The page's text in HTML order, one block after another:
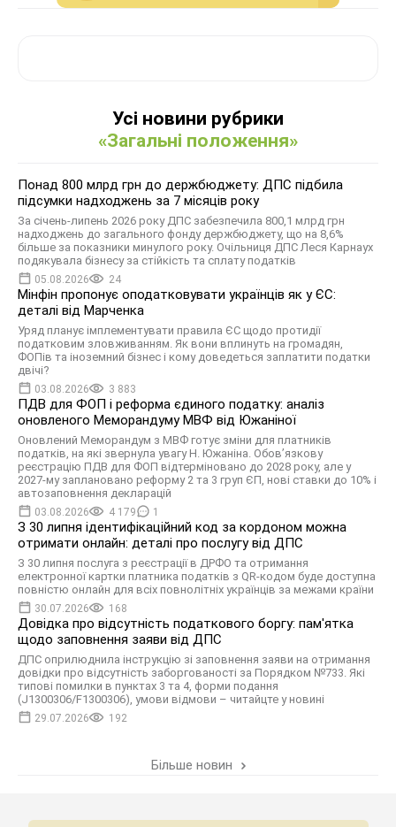
Усі новини рубрики
«Загальні положення»
Понад 800 млрд грн до держбюджету: ДПС підбила
підсумки надходжень за 7 місяців року
За січень-липень 2026 року ДПС забезпечила 800,1 млрд грн
надходжень до загального фонду держбюджету, що на 8,6%
більше за показники минулого року. Очільниця ДПС Леся Карнаух
подякувала бізнесу за стійкість та сплату податків
05.08.2026 24
Мінфін пропонує оподатковувати українців як у ЄС:
деталі від Марченка
Уряд планує імплементувати правила ЄС щодо протидії
податковим зловживанням. Як вони вплинуть на громадян,
ФОПів та іноземний бізнес і кому доведеться заплатити податки
двічі?
03.08.2026 3 883
ПДВ для ФОП і реформа єдиного податку: аналіз
оновленого Меморандуму МВФ від Южаніної
Оновлений Меморандум з МВФ готує зміни для платників
податків, на які звернула увагу Н. Южаніна. Обов’язкову
реєстрацію ПДВ для ФОП відтерміновано до 2028 року, але у
2027-му заплановано реформу 2 та 3 груп ЄП, нові ставки до 10% і
автозаповнення декларацій
03.08.2026 4 179 1
З 30 липня ідентифікаційний код за кордоном можна
отримати онлайн: деталі про послугу від ДПС
З 30 липня послуга з реєстрації в ДРФО та отримання
електронної картки платника податків з QR-кодом буде доступна
повністю онлайн для всіх повнолітніх українців за межами країни
30.07.2026 168
Довідка про відсутність податкового боргу: пам'ятка
щодо заповнення заяви від ДПС
ДПС оприлюднила інструкцію зі заповнення заяви на отримання
довідки про відсутність заборгованості за Порядком №733. Які
типові помилки в пунктах 3 та 4, форми подання
(J1300306/F1300306), умови відмови – читайцте у новині
29.07.2026 192
Більше новин